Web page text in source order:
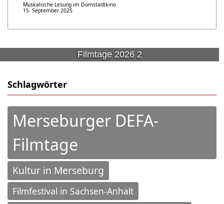
Filmtage 2026 2
Muskalische Lesung im Domstadtkino
15. September 2025
Schlagwörter
Merseburger DEFA-
Filmtage
Kultur in Merseburg
Filmfestival in Sachsen-Anhalt